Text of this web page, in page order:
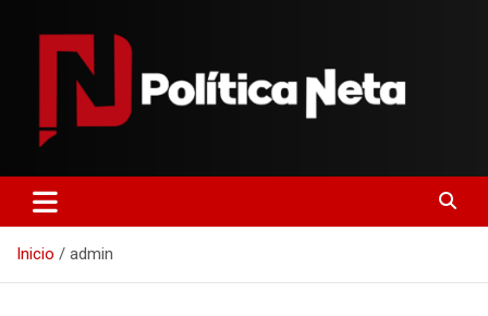
contenido
Politica Neta
Inicio admin